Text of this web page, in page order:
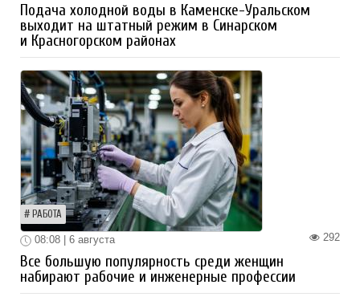
Подача холодной воды в Каменске-Уральском
выходит на штатный режим в Синарском
и Красногорском районах
РАБОТА
292
08:08 | 6 августа
Все большую популярность среди женщин
набирают рабочие и инженерные профессии